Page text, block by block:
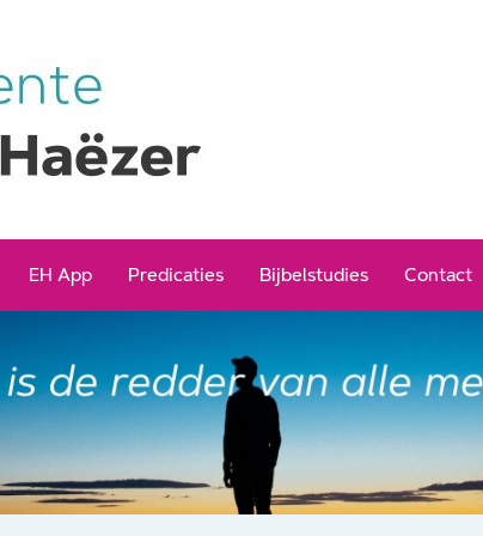
EH App Predicaties Bijbelstudies Contact